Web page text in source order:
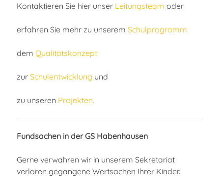
Kontaktieren Sie hier unser Leitungsteam oder
erfahren Sie mehr zu unserem Schulprogramm
dem Qualitätskonzept
zur Schulentwicklung und
zu unseren Projekten.
Fundsachen in der GS Habenhausen
Gerne verwahren wir in unserem Sekretariat
verloren gegangene Wertsachen Ihrer Kinder.